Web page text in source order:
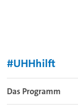
#UHHhilft
Das Programm